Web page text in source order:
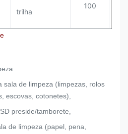
trilha
100
sala de limpeza (limpezas, rolos
escovas, cotonetes),
preside/tamborete,
de limpeza (papel, pena,